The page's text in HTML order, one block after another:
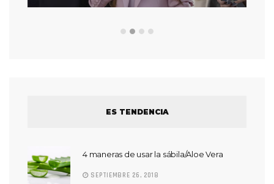
ES TENDENCIA
4 maneras de usar la sábila/Aloe Vera
SEPTIEMBRE 26, 2018